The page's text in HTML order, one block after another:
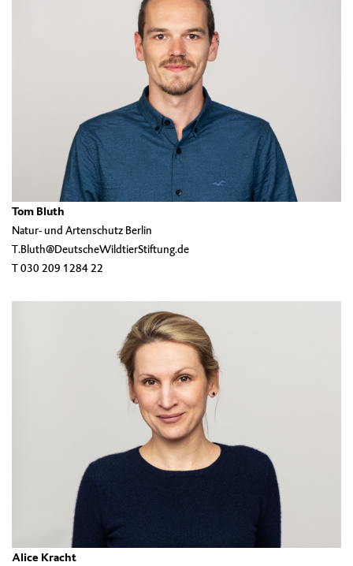
Tom Bluth
Natur- und Artenschutz Berlin
T.Bluth@DeutscheWildtierStiftung.de
T 030 209 1284 22
Alice Kracht